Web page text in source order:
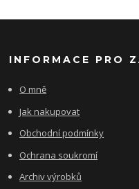
INFORMACE PRO
O mně
Jak nakupovat
Obchodní podmínky
Ochrana soukromí
Archiv výrobků